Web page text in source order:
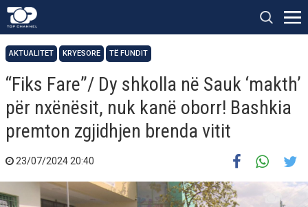
AKTUALITET KRYESORE TË FUNDIT
“Fiks Fare”/ Dy shkolla në Sauk ‘makth’
për nxënësit, nuk kanë oborr! Bashkia
premton zgjidhjen brenda vitit
23/07/2024 20:40